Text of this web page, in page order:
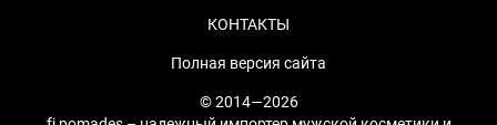
КОНТАКТЫ
Полная версия сайта
© 2014—2026